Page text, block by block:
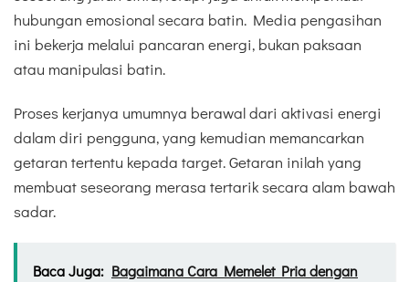
hubungan emosional secara batin. Media pengasihan
ini bekerja melalui pancaran energi, bukan paksaan
atau manipulasi batin.
Proses kerjanya umumnya berawal dari aktivasi energi
dalam diri pengguna, yang kemudian memancarkan
getaran tertentu kepada target. Getaran inilah yang
membuat seseorang merasa tertarik secara alam bawah
sadar.
Baca Juga: Bagaimana Cara Memelet Pria dengan